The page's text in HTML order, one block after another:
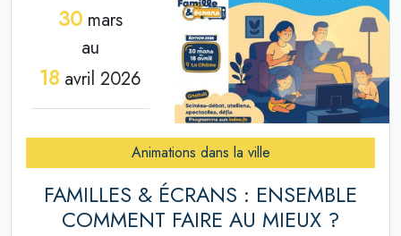
30mars
au
18avril 2026
Animations dans la ville
FAMILLES & ÉCRANS : ENSEMBLE
COMMENT FAIRE AU MIEUX ?